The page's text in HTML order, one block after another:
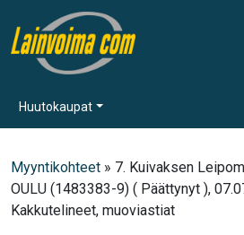
Huutokaupat
Myyntikohteet » 7. Kuivaksen
OULU (1483383-9) ( Päättynyt ),
Kakkutelineet, muoviastiat